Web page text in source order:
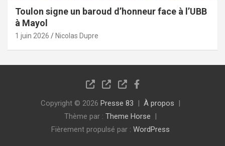
Toulon signe un baroud d’honneur face à l’UBB
à Mayol
1 juin 2026 Nicolas Dupre
Copyright © 2026 Presse 83
À propos
Thème par : Theme Horse
Fièrement propulsé par : WordPress